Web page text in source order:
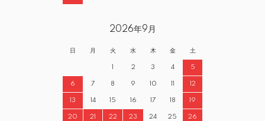
2026年9月
日 月 火 水 木 金 土
1 2 3 4 5
6 7 8 9 10 11 12
13 14 15 16 17 18 19
20 21 22 23 24 25 26